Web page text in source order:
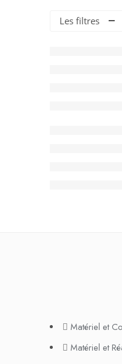
Les filtres
Matériel et
Matériel et